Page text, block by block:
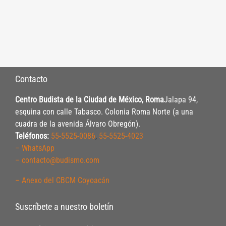
Contacto
Centro Budista de la Ciudad de México, RomaJalapa 94,
esquina con calle Tabasco. Colonia Roma Norte (a una
cuadra de la avenida Álvaro Obregón).
Teléfonos: 55-5525-0086, 55-5525-4023
– WhatsApp
– contacto@budismo.com
– Anexo del CBCM Coyoacán
Suscríbete a nuestro boletín